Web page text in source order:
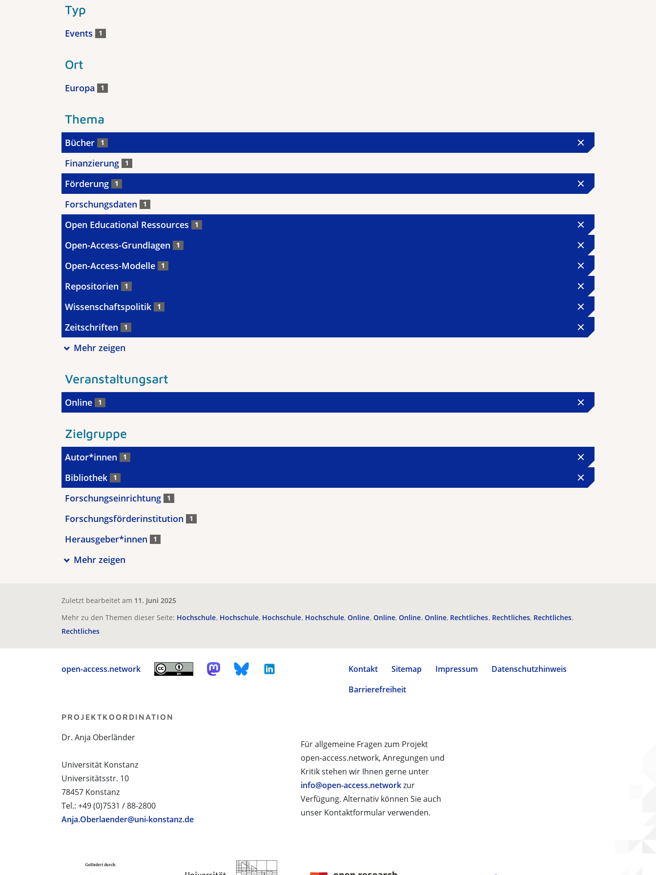
Typ
Events 1
Ort
Europa 1
Thema
Bücher 1
Finanzierung 1
Förderung 1
Forschungsdaten 1
Open Educational Ressources 1
Open-Access-Grundlagen 1
Open-Access-Modelle 1
Repositorien 1
Wissenschaftspolitik 1
Zeitschriften 1
Mehr zeigen
Veranstaltungsart
Online 1
Zielgruppe
Autor*innen 1
Bibliothek 1
Forschungseinrichtung 1
Forschungsförderinstitution 1
Herausgeber*innen 1
Mehr zeigen
Zuletzt bearbeitet am 11. Juni 2025
Mehr zu den Themen dieser Seite: Hochschule Hochschule Hochschule Hochschule Online Online Online Online Rechtliches Rechtliches Rechtliches
Rechtliches
open-access.network Kontakt Sitemap Impressum
Datenschutzhinweis
Barrierefreiheit
Für allgemeine Fragen zum Projekt
open-access.network, Anregungen und
Kritik stehen wir Ihnen gerne unter
info@open-access.networkzur
Verfügung. Alternativ können Sie auch
unser Kontaktformular verwenden.
PROJEKTKOORDINATION
Dr. Anja Oberländer
Universität Konstanz
Universitätsstr. 10
78457 Konstanz
Tel.: +49 (0)7531 / 88-2800
Anja.Oberlaender@uni-konstanz.de